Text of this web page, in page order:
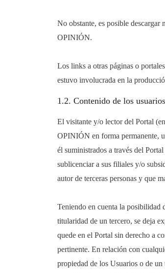
No obstante, es posible descargar
OPINIÓN.
Los links a otras páginas o
estuvo involucrada en la
1.2. Contenido de los usuarios
El visitante y/o lector del Portal
OPINIÓN en forma permanente,
él suministrados a través del
sublicenciar a sus filiales y/o
autor de terceras personas y que
Teniendo en cuenta la posibilidad
titularidad de un tercero, se deja
quede en el Portal sin derecho a
pertinente. En relación con
propiedad de los Usuarios o de